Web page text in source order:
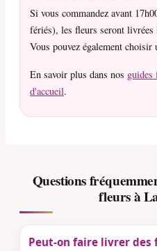
Si vous commandez avant
fériés), les fleurs seront
Vous pouvez également
En savoir plus dans nos guides
d'accueil.
Questions
fleurs à
Peut-on faire livrer des